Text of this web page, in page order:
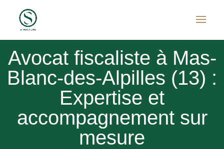
Avocat fiscaliste à Mas-
Blanc-des-Alpilles (13) :
Expertise et
accompagnement sur
mesure